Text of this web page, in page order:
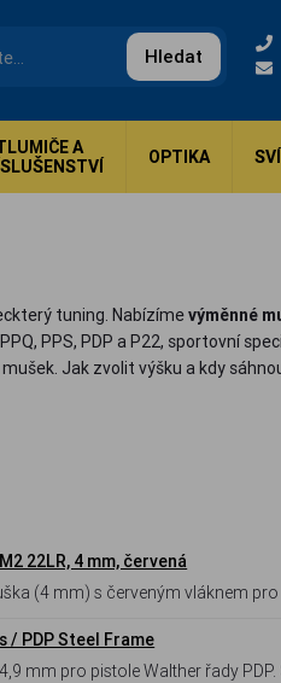
Hledat
A
OPTIKA
tuning. Nabízímevýměnné
PPS, PDP a P22, sportovní
Jak zvolit výšku a kdy
22LR, 4 mm, červená
/ PDP Steel Frame
mm pro pistole Walther řady